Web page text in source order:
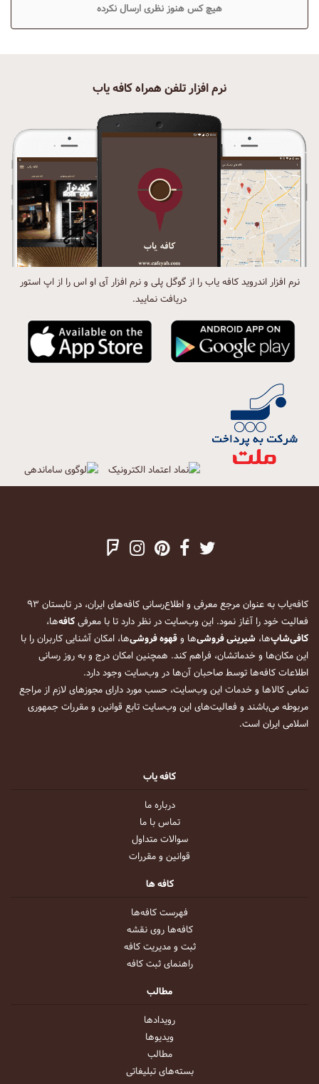
هیچ کس هنوز نظری ارسال نکرده
نرم افزار تلفن همراه کافه یاب
نرم افزار اندروید کافه یاب را از گوگل پلی و نرم افزار آی او اس را از اپ استور
دریافت نمایید.
کافه‌یاب به عنوان مرجع معرفی و اطلاع‌رسانی کافه‌های ایران، در تابستان ۹۳
فعالیت خود را آغاز نمود. این وب‌سایت در نظر دارد تا با معرفیکافه‌ها،
کافی‌شاپ‌ها، شیرینی فروشی‌ها وقهوه فروشی‌ها، امکان آشنایی کاربران را با
این مکان‌ها و خدماتشان، فراهم کند. همچنین امکان درج و به روز رسانی
اطلاعات کافه‌ها توسط صاحبان آن‌ها در وب‌سایت وجود دارد.
تمامی کالاها و خدمات این وب‌سایت، حسب مورد دارای مجوزهای لازم از مراجع
مربوطه می‌باشند و فعالیت‌های این وب‌سایت تابع قوانین و مقررات جمهوری
اسلامی ایران است.
کافه یاب
درباره ما
تماس با ما
سوالات متداول
قوانین و مقررات
کافه ها
فهرست کافه‌ها
کافه‌ها روی نقشه
ثبت و مدیریت کافه
راهنمای ثبت کافه
مطالب
رویداد‌ها
ویدیو‌ها
مطالب
بسته‌های تبلیغاتی